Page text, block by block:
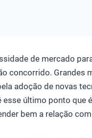
de mercado
concorrido. Grandes
adoção de novas
esse último ponto
bem a relação